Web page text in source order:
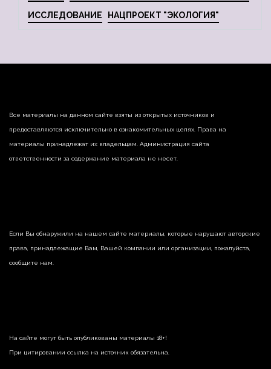
ИССЛЕДОВАНИЕ НАЦПРОЕКТ "ЭКОЛОГИЯ"
Все материалы на данном сайте взяты из открытых источников и
предоставляются исключительно в ознакомительных целях. Права на
материалы принадлежат их владельцам. Администрация сайта
ответственности за содержание материала не несет.
Если Вы обнаружили на нашем сайте материалы, которые нарушают авторские
права, принадлежащие Вам, Вашей компании или организации, пожалуйста,
сообщите нам.
На сайте могут быть опубликованы материалы 18+!
При цитировании ссылка на источник обязательна.